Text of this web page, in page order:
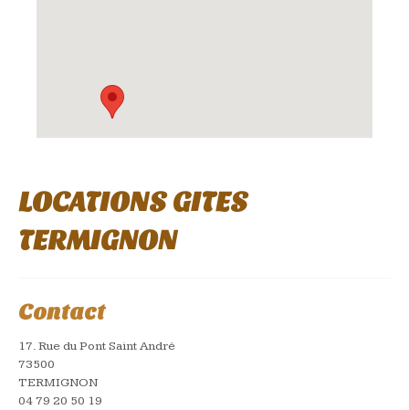
LOCATIONS GITES
TERMIGNON
Contact
17. Rue du Pont Saint André
73500
TERMIGNON
04 79 20 50 19